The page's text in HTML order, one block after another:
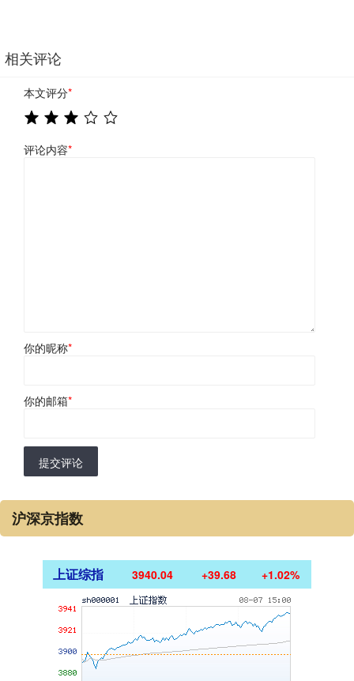
相关评论
本文评分*
评论内容*
你的昵称*
你的邮箱*
提交评论
沪深京指数
上证综指 3940.04 +39.68 +1.02%